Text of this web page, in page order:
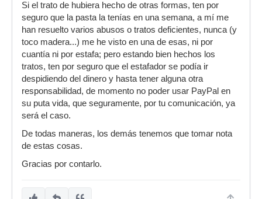
Si el trato de hubiera hecho de otras formas, ten por
seguro que la pasta la tenías en una semana, a mí me
han resuelto varios abusos o tratos deficientes, nunca (y
toco madera...) me he visto en una de esas, ni por
cuantía ni por estafa; pero estando bien hechos los
tratos, ten por seguro que el estafador se podía ir
despidiendo del dinero y hasta tener alguna otra
responsabilidad, de momento no poder usar PayPal en
su puta vida, que seguramente, por tu comunicación, ya
será el caso.
De todas maneras, los demás tenemos que tomar nota
de estas cosas.
Gracias por contarlo.